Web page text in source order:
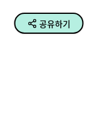
공유하기